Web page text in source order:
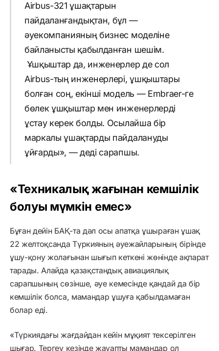
Airbus-321 ұшақтарын
пайдаланғандықтан, бұл —
әуекомпанияның бизнес моделіне
байланысты қабылданған шешім.
Ұшқыштар да, инженерлер де сол
Airbus-тың инженерлері, ұшқыштары
болған соң, екінші модель — Embraer-ге
бөлек ұшқыштар мен инженерлерді
ұстау керек болды. Осылайша бір
маркалы ұшақтарды пайдалануды
ұйғарды», — деді сарапшы.
«Техникалық жағынан кемшілік
болуы мүмкін емес»
Бұған дейін БАҚ-та дәл осы апатқа ұшыраған ұшақ
22 желтоқсанда Түркияның әуежайларының бірінде
ұшу-қону жолағынан шығып кеткені жөнінде ақпарат
тарады. Алайда қазақстандық авиациялық
сарапшының сөзінше, әуе кемесінде қандай да бір
кемшілік болса, мамандар ұшуға қабылдамаған
болар еді.
«Түркиядағы жағдайдан кейін мұқият тексерілген
шығар. Тергеу кезінде жауапты мамандар ол